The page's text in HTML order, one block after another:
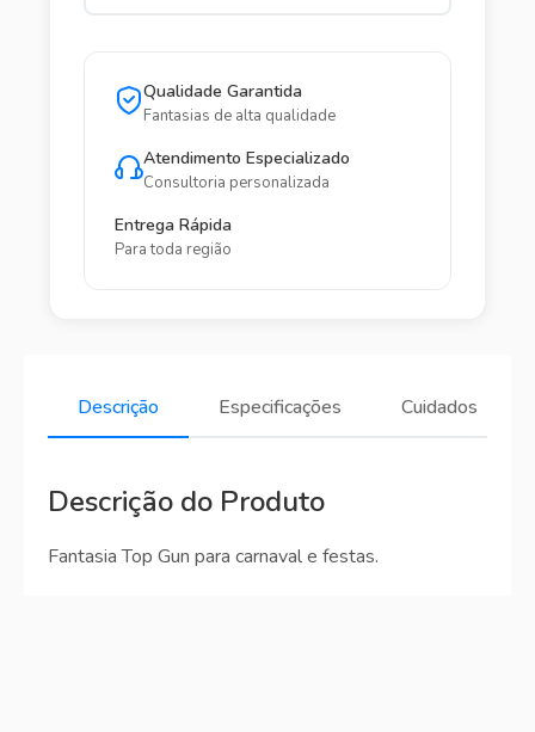
Qualidade Garantida
Fantasias de alta qualidade
Atendimento Especializado
Consultoria personalizada
Entrega Rápida
Para toda região
Descrição Especificações Cuidados
Descrição do Produto
Fantasia Top Gun para carnaval e festas.